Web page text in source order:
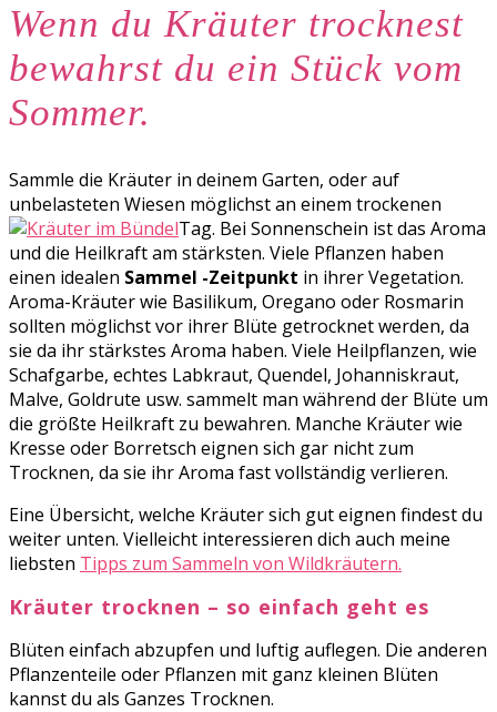
Wenn du Kräuter trocknest
bewahrst du ein Stück vom
Sommer.
Sammle die Kräuter in deinem Garten, oder auf
unbelasteten Wiesen möglichst an einem trockenen
Tag. Bei Sonnenschein ist das Aroma
und die Heilkraft am stärksten. Viele Pflanzen haben
einen idealen Sammel -Zeitpunkt in ihrer Vegetation.
Aroma-Kräuter wie Basilikum, Oregano oder Rosmarin
sollten möglichst vor ihrer Blüte getrocknet werden, da
sie da ihr stärkstes Aroma haben. Viele Heilpflanzen, wie
Schafgarbe, echtes Labkraut, Quendel, Johanniskraut,
Malve, Goldrute usw. sammelt man während der Blüte um
die größte Heilkraft zu bewahren. Manche Kräuter wie
Kresse oder Borretsch eignen sich gar nicht zum
Trocknen, da sie ihr Aroma fast vollständig verlieren.
Eine Übersicht, welche Kräuter sich gut eignen findest du
weiter unten. Vielleicht interessieren dich auch meine
liebsten Tipps zum Sammeln von Wildkräutern.
Kräuter trocknen – so einfach geht es
Blüten einfach abzupfen und luftig auflegen. Die anderen
Pflanzenteile oder Pflanzen mit ganz kleinen Blüten
kannst du als Ganzes Trocknen.